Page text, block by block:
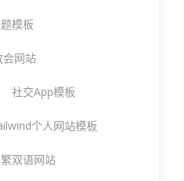
模板
会网站
社交App模板
个人网站模板
双语网站